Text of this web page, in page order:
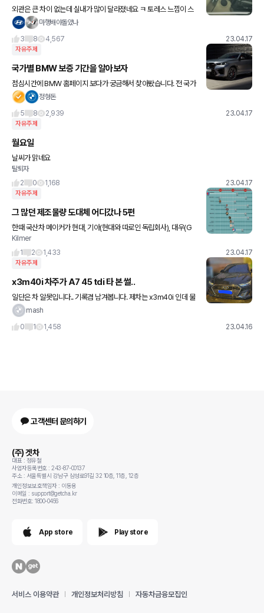
외관은 큰 차이 없는데 실내가 많이 달라졌네요 ㅋ 토레스 느낌이 스
멀스멀 나네요마행배야돌았나
3
8 4,567 23.04.17
자유주제
국가별 BMW 보증 기간을 알아보자
점심시간에 BMW 홈페이지 보다가 궁금해서 찾아봤습니다. 전 국가
를 찾아보는 건 어렵고 한국, 독일, 일본, 미국 이렇게 4개 대표 국가
정형돈
5
8 2,939 23.04.17
자유주제
월요일
날씨가 맑네요
탈퇴자
2
0 1,168 23.04.17
자유주제
그 많던 제조물량 도대체 어디갔나 5편
한때 국산차 메이커가 현대, 기아(현대와 따로인 독립회사), 대우(G
M에 인수되기 전), 쌍용이 있었던 때가 있었고, 구매하는 입장에서는
수입차 없이도 다양한 플랫폼과 파워트레인 사이에서 차량을 골
Kilmer
1
2 1,433 23.04.17
자유주제
x3m40i 차주가 A7 45 tdi 타 본 썰..
일단은 차 알못입니다.. 기록겸 남겨봅니다. 제차는 x3m40i 인데 물
피도주 때문에 대차를 a7 45 디젤로 받아서 조금 타봤는데 x3m40i
mash
0
1 1,458 23.04.16
고객센터 문의하기
(주) 겟차
대표 : 정유철
사업자등록번호 : 243-87-00137
주소 : 서울특별시 강남구 삼성로91길 32 10층, 11층, 12층
개인정보보호책임자 : 이동용
이메일 : support@getcha.kr
전화번호: 1800-0456
App store Play store
서비스 이용약관 개인정보처리방침 자동차금융모집인